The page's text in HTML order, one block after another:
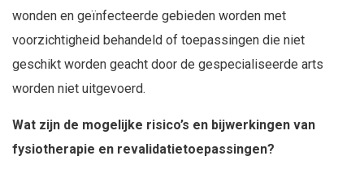
wonden en geïnfecteerde gebieden worden met
voorzichtigheid behandeld of toepassingen die niet
geschikt worden geacht door de gespecialiseerde arts
worden niet uitgevoerd.
Wat zijn de mogelijke risico’s en bijwerkingen van
fysiotherapie en revalidatietoepassingen?